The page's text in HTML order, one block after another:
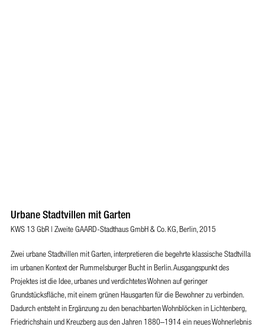
Urbane Stadtvillen mit Garten
KWS 13 GbR | Zweite GAARD-Stadthaus GmbH & Co. KG, Berlin, 2015
Zwei urbane Stadtvillen mit Garten, interpretieren die begehrte klassische Stadtvilla
im urbanen Kontext der Rummelsburger Bucht in Berlin. Ausgangspunkt des
Projektes ist die Idee, urbanes und verdichtetes Wohnen auf geringer
Grundstücksfläche, mit einem grünen Hausgarten für die Bewohner zu verbinden.
Dadurch entsteht in Ergänzung zu den benachbarten Wohnblöcken in Lichtenberg,
Friedrichshain und Kreuzberg aus den Jahren 1880–1914 ein neues Wohnerlebnis